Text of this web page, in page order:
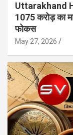
Uttarakhand
1075 करोड़ का
फोकस
May 27, 2026